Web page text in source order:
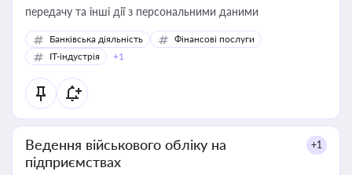
передачу та інші дії з персональними даними
Банківська діяльність
Фінансові послуги
IT-індустрія
+1
Ведення військового обліку на
підприємствах
+1